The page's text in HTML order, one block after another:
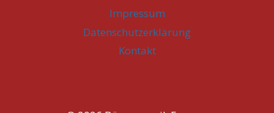
Impressum
Datenschutzerklärung
Kontakt